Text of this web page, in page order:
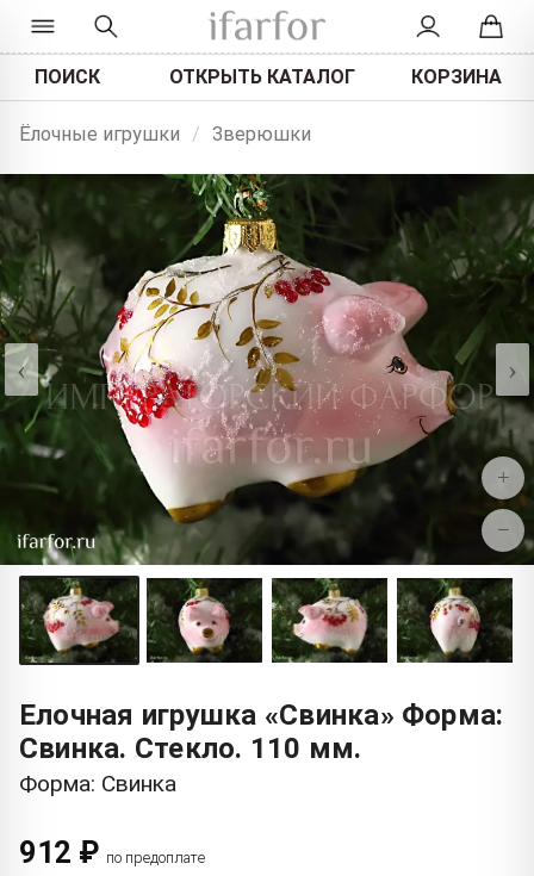
ПОИСК ОТКРЫТЬ КАТАЛОГ КОРЗИНА
Ёлочные игрушки / Зверюшки
‹ ›
+
−
Елочная игрушка «Свинка» Форма:
Свинка. Стекло. 110 мм.
Форма: Свинка
912 ₽ по предоплате